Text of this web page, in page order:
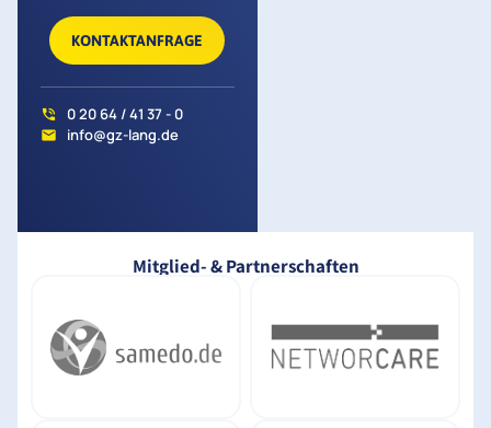
KONTAKTANFRAGE
0 20 64 / 41 37 - 0
info@gz-lang.de
Mitglied- & Partnerschaften